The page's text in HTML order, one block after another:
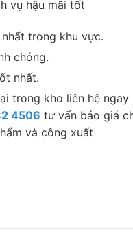
vụ hậu mãi tốt
trong khu vực.
chóng.
nhất.
trong kho liên hệ ngay
4506 tư vấn báo giá
và công xuất